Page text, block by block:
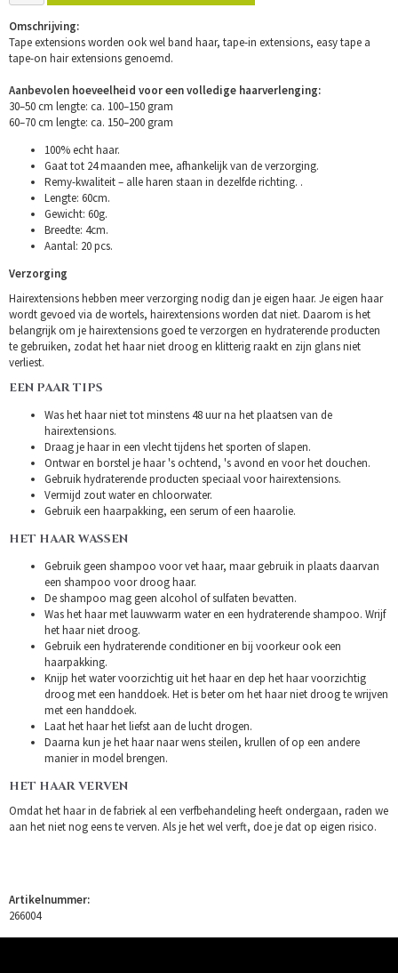
Omschrijving:
Tape extensions worden ook wel band haar, tape-in extensions, easy tape a
tape-on hair extensions genoemd.
Aanbevolen hoeveelheid voor een volledige haarverlenging:
30–50 cm lengte: ca. 100–150 gram
60–70 cm lengte: ca. 150–200 gram
100% echt haar.
Gaat tot 24 maanden mee, afhankelijk van de verzorging.
Remy-kwaliteit – alle haren staan in dezelfde richting. .
Lengte: 60cm.
Gewicht: 60g.
Breedte: 4cm.
Aantal: 20 pcs.
Verzorging
Hairextensions hebben meer verzorging nodig dan je eigen haar. Je eigen haar
wordt gevoed via de wortels, hairextensions worden dat niet. Daarom is het
belangrijk om je hairextensions goed te verzorgen en hydraterende producten
te gebruiken, zodat het haar niet droog en klitterig raakt en zijn glans niet
verliest.
EEN PAAR TIPS
Was het haar niet tot minstens 48 uur na het plaatsen van de
hairextensions.
Draag je haar in een vlecht tijdens het sporten of slapen.
Ontwar en borstel je haar 's ochtend, 's avond en voor het douchen.
Gebruik hydraterende producten speciaal voor hairextensions.
Vermijd zout water en chloorwater.
Gebruik een haarpakking, een serum of een haarolie.
HET HAAR WASSEN
Gebruik geen shampoo voor vet haar, maar gebruik in plaats daarvan
een shampoo voor droog haar.
De shampoo mag geen alcohol of sulfaten bevatten.
Was het haar met lauwwarm water en een hydraterende shampoo. Wrijf
het haar niet droog.
Gebruik een hydraterende conditioner en bij voorkeur ook een
haarpakking.
Knijp het water voorzichtig uit het haar en dep het haar voorzichtig
droog met een handdoek. Het is beter om het haar niet droog te wrijven
met een handdoek.
Laat het haar het liefst aan de lucht drogen.
Daarna kun je het haar naar wens steilen, krullen of op een andere
manier in model brengen.
HET HAAR VERVEN
Omdat het haar in de fabriek al een verfbehandeling heeft ondergaan, raden we
aan het niet nog eens te verven. Als je het wel verft, doe je dat op eigen risico.
Artikelnummer:
266004